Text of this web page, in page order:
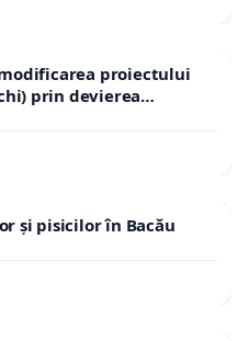
proiectului
prin devierea
și pisicilor în Bacău